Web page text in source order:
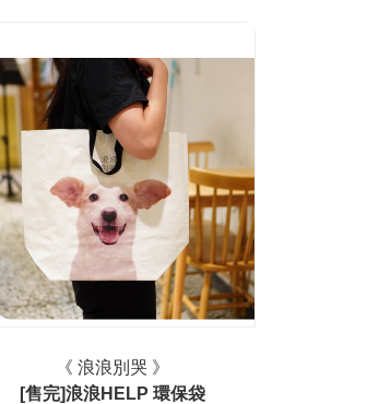
《 浪浪別哭 》
[售完]浪浪HELP 環保袋